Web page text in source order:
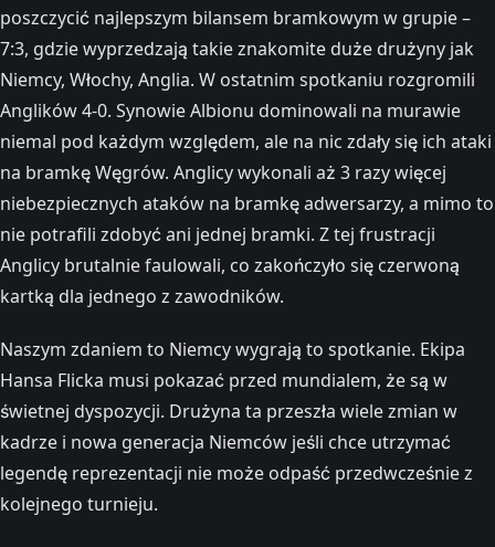
poszczycić najlepszym bilansem bramkowym w grupie –
7:3, gdzie wyprzedzają takie znakomite duże drużyny jak
Niemcy, Włochy, Anglia. W ostatnim spotkaniu rozgromili
Anglików 4-0. Synowie Albionu dominowali na murawie
niemal pod każdym względem, ale na nic zdały się ich ataki
na bramkę Węgrów. Anglicy wykonali aż 3 razy więcej
niebezpiecznych ataków na bramkę adwersarzy, a mimo to
nie potrafili zdobyć ani jednej bramki. Z tej frustracji
Anglicy brutalnie faulowali, co zakończyło się czerwoną
kartką dla jednego z zawodników.
Naszym zdaniem to Niemcy wygrają to spotkanie. Ekipa
Hansa Flicka musi pokazać przed mundialem, że są w
świetnej dyspozycji. Drużyna ta przeszła wiele zmian w
kadrze i nowa generacja Niemców jeśli chce utrzymać
legendę reprezentacji nie może odpaść przedwcześnie z
kolejnego turnieju.